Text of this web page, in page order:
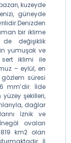
kuzeyde
güneyde
bir iklime
değişiklik
yumuşak ve
sert iklimi ile
– eylül, en
süresi
mm’dir. İlde
şekilleri,
dağlar
İznik ve
ovaları
km2 olan